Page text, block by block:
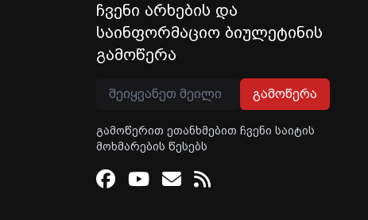
ჩვენი არხების და
საინფორმაციო ბიულეტინის
გამოწერა
გამოწერა
გამოწერით ეთანხმებით ჩვენი საიტის
მოხმარების წესებს
Facebook
Youtube
Email
RSS